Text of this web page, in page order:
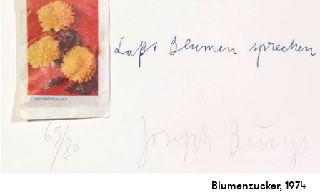
Blumenzucker, 1974